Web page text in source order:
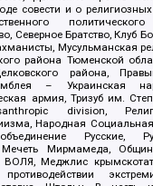
совести и о
Северное Братство, Клуб
Мусульманская
района Тюменской
района,
– Украинская
армия, Тризуб им.
division,
Народная
Русские,
Мирмамеда,
ВОЛЯ, Меджлис